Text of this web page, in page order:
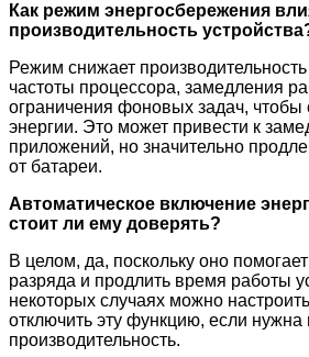
Как режим энергосбережения
производительность
Режим снижает
частоты процессора, замедления
ограничения фоновых задач, чтобы
энергии. Это может привести к
приложений, но значительно
от батареи.
Автоматическое включение
стоит ли ему доверять?
В целом, да, поскольку оно
разряда и продлить время работы
некоторых случаях можно
отключить эту функцию, если
производительность.